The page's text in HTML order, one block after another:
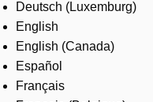
Contact us
Careers
Deutsch (Luxemburg)
English
English (Canada)
Español
Français